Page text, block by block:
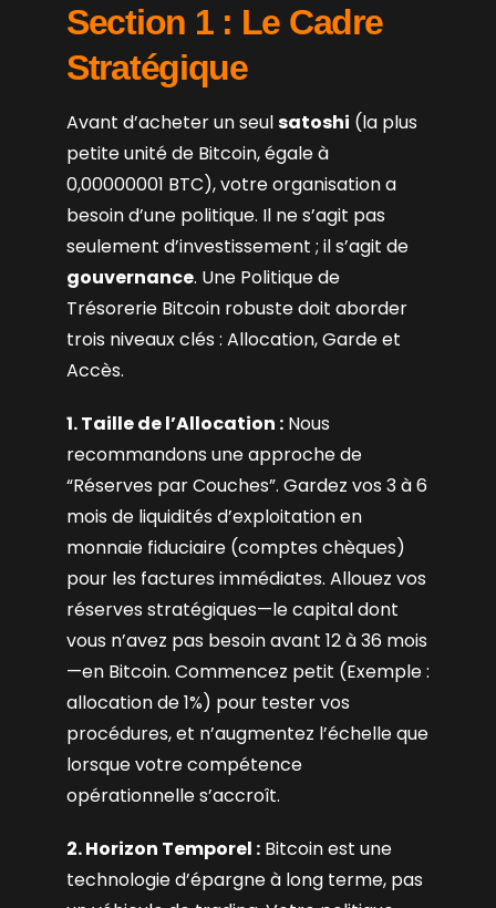
Section 1 : Le Cadre
Stratégique
Avant d’acheter un seulsatoshi (la plus
petite unité de Bitcoin, égale à
0,00000001 BTC), votre organisation a
besoin d’une politique. Il ne s’agit pas
seulement d’investissement ; il s’agit de
gouvernance. Une Politique de
Trésorerie Bitcoin robuste doit aborder
trois niveaux clés : Allocation, Garde et
Accès.
1. Taille de l’Allocation : Nous
recommandons une approche de
“Réserves par Couches”. Gardez vos 3 à 6
mois de liquidités d’exploitation en
monnaie fiduciaire (comptes chèques)
pour les factures immédiates. Allouez vos
réserves stratégiques—le capital dont
vous n’avez pas besoin avant 12 à 36 mois
—en Bitcoin. Commencez petit (Exemple :
allocation de 1%) pour tester vos
procédures, et n’augmentez l’échelle que
lorsque votre compétence
opérationnelle s’accroît.
2. Horizon Temporel : Bitcoin est une
technologie d’épargne à long terme, pas